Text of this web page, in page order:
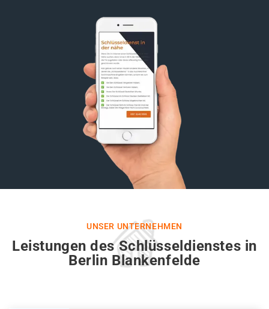
UNSER UNTERNEHMEN
Leistungen des Schlüsseldienstes in
Berlin Blankenfelde